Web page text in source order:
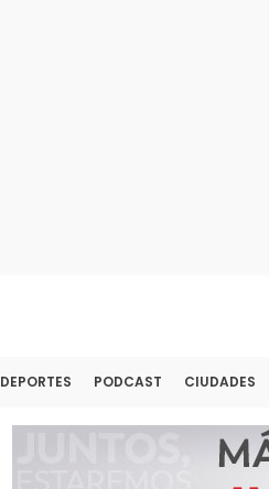
DEPORTES PODCAST CIUDADES